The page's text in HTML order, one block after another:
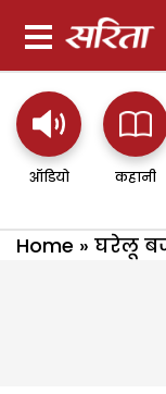
ऑडियो कहानी
Home » घरेलू